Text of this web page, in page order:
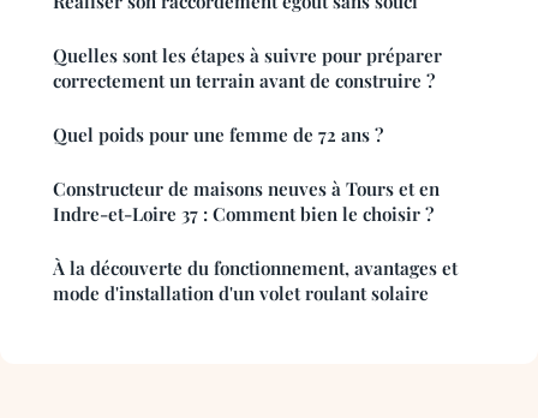
Quelles sont les étapes à suivre pour préparer
correctement un terrain avant de construire ?
Quel poids pour une femme de 72 ans ?
Constructeur de maisons neuves à Tours et en
Indre-et-Loire 37 : Comment bien le choisir ?
À la découverte du fonctionnement, avantages et
mode d'installation d'un volet roulant solaire